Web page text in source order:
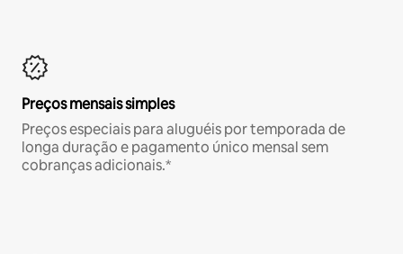
Preços mensais simples
Preços especiais para aluguéis por temporada de
longa duração e pagamento único mensal sem
cobranças adicionais.*